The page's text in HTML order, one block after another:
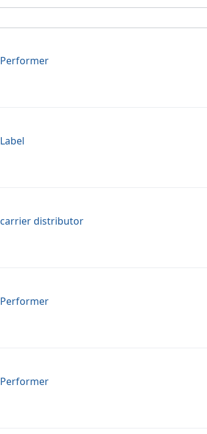
Performer
Label
carrier distributor
Performer
Performer